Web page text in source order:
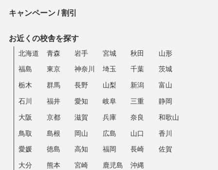
キャンペーン / 割引
お近くの校舎を探す
北海道 青森 岩手 宮城 秋田 山形
福島 東京 神奈川 埼玉 千葉 茨城
栃木 群馬 長野 山梨 新潟 富山
石川 福井 愛知 岐阜 三重 静岡
大阪 京都 滋賀 兵庫 奈良 和歌山
鳥取 島根 岡山 広島 山口 香川
愛媛 徳島 高知 福岡 長崎 佐賀
大分 熊本 宮崎 鹿児島 沖縄